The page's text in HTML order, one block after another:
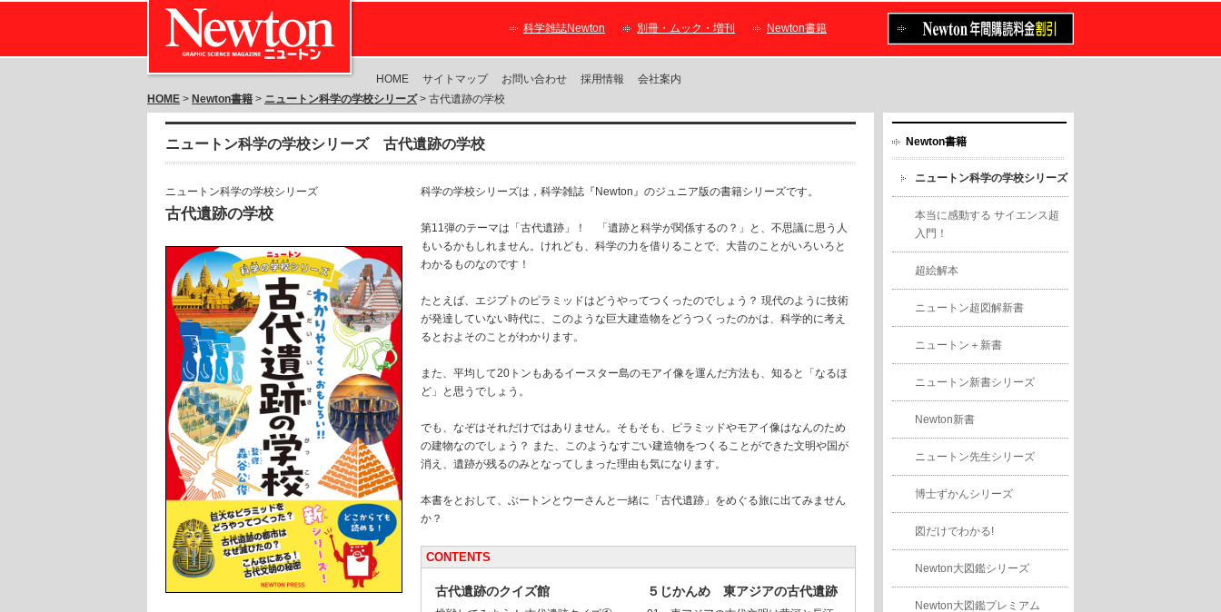
科学雑誌Newton 別冊・ムック・増刊 Newton書籍
HOME サイトマップ お問い合わせ 採用情報
会社案内
HOME > Newton書籍 > ニュートン科学の学校シリーズ> 古代遺跡の学校
ニュートン科学の学校シリーズ 古代遺跡の学校
ニュートン科学の学校シリーズ
古代遺跡の学校
科学の学校シリーズは，科学雑誌『Newton』のジュニア版の書籍シリーズです。
第11弾のテーマは「古代遺跡」！ 「遺跡と科学が関係するの？」と、不思議に思う人
もいるかもしれません。けれども、科学の力を借りることで、大昔のことがいろいろと
わかるものなのです！
たとえば、エジプトのピラミッドはどうやってつくったのでしょう？ 現代のように技術
が発達していない時代に、このような巨大建造物をどうつくったのかは、科学的に考え
るとおよそのことがわかります。
また、平均して20トンもあるイースター島のモアイ像を運んだ方法も、知ると「なるほ
ど」と思うでしょう。
でも、なぞはそれだけではありません。そもそも、ピラミッドやモアイ像はなんのため
の建物なのでしょう？ また、このようなすごい建造物をつくることができた文明や国が
消え、遺跡が残るのみとなってしまった理由も気になります。
本書をとおして、ぶートンとウーさんと一緒に「古代遺跡」をめぐる旅に出てみません
か？
CONTENTS
古代遺跡のクイズ館 ５じかんめ 東アジアの古代遺跡
Newton書籍
ニュートン科学の学校シリーズ
本当に感動する サイエンス超
入門！
超絵解本
ニュートン超図解新書
ニュートン＋新書
ニュートン新書シリーズ
Newton新書
ニュートン先生シリーズ
博士ずかんシリーズ
図だけでわかる!
Newton大図鑑シリーズ
Newton大図鑑プレミアム